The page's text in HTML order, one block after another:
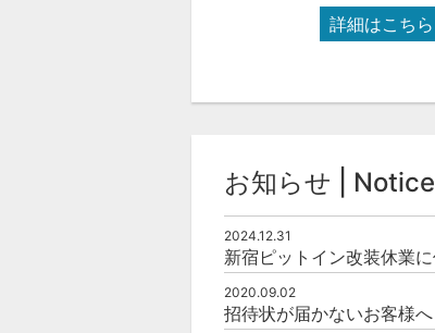
詳細はこちら
お知らせ | Notice
2024.12.31
2020.09.02
招待状が届かないお客様へ